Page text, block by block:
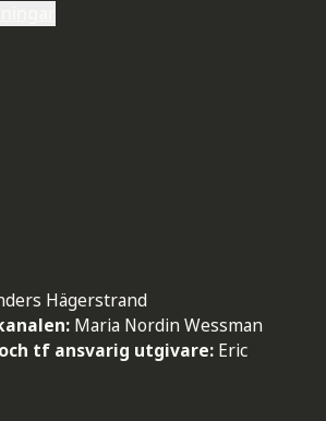
Hägerstrand
Maria Nordin Wessman
tf ansvarig utgivare: Eric